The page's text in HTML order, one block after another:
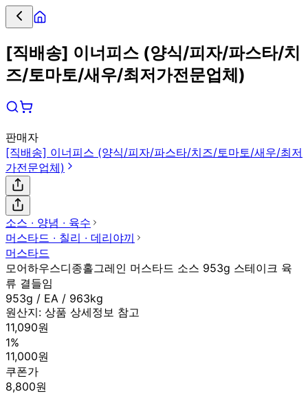
[직배송] 이너피스 (양식/피자/파스타/치
즈/토마토/새우/최저가전문업체)
판매자
[직배송] 이너피스 (양식/피자/파스타/치즈/토마토/새우/최저
가전문업체)
소스 ∙ 양념 ∙ 육수
머스타드 ∙ 칠리 ∙ 데리야끼
머스타드
모어하우스디종홀그레인 머스타드 소스 953g 스테이크 육
류 결들임
953g / EA / 963kg
원산지: 상품 상세정보 참고
11,090원
1%
11,000원
쿠폰가
8,800원